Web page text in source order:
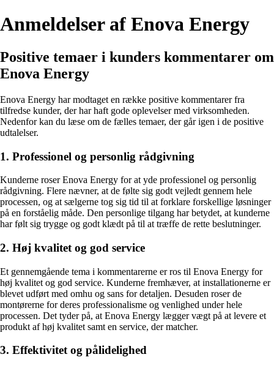
Anmeldelser af Enova Energy
Positive temaer i kunders kommentarer om
Enova Energy
Enova Energy har modtaget en række positive kommentarer fra
tilfredse kunder, der har haft gode oplevelser med virksomheden.
Nedenfor kan du læse om de fælles temaer, der går igen i de positive
udtalelser.
1. Professionel og personlig rådgivning
Kunderne roser Enova Energy for at yde professionel og personlig
rådgivning. Flere nævner, at de følte sig godt vejledt gennem hele
processen, og at sælgerne tog sig tid til at forklare forskellige løsninger
på en forståelig måde. Den personlige tilgang har betydet, at kunderne
har følt sig trygge og godt klædt på til at træffe de rette beslutninger.
2. Høj kvalitet og god service
Et gennemgående tema i kommentarerne er ros til Enova Energy for
høj kvalitet og god service. Kunderne fremhæver, at installationerne er
blevet udført med omhu og sans for detaljen. Desuden roser de
montørerne for deres professionalisme og venlighed under hele
processen. Det tyder på, at Enova Energy lægger vægt på at levere et
produkt af høj kvalitet samt en service, der matcher.
3. Effektivitet og pålidelighed